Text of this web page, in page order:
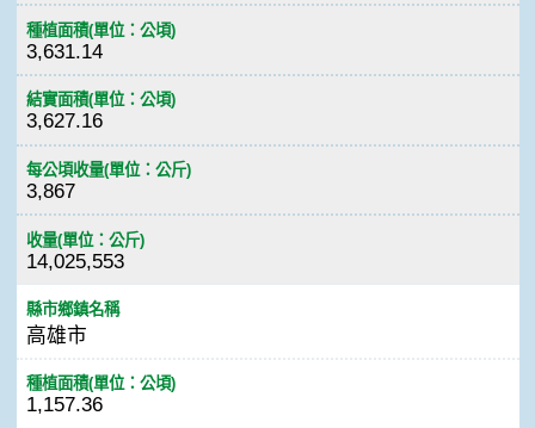
種植面積(單位：公頃)
3,631.14
結實面積(單位：公頃)
3,627.16
每公頃收量(單位：公斤)
3,867
收量(單位：公斤)
14,025,553
縣市鄉鎮名稱
高雄市
種植面積(單位：公頃)
1,157.36